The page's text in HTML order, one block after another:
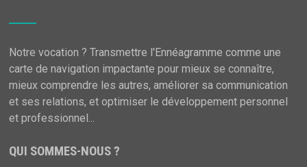
Notre vocation ? Transmettre l'Ennéagramme comme une
carte de navigation impactante pour mieux se connaître,
mieux comprendre les autres, améliorer sa communication
et ses relations, et optimiser le développement personnel
et professionnel...
QUI SOMMES-NOUS ?